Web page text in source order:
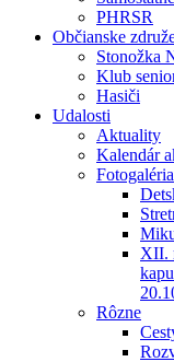
PHRSR
Občianske
Stonožka
Klub
Hasiči
Udalosti
Aktuality
Kalendár
Fotogaléria
XII.
Rôzne